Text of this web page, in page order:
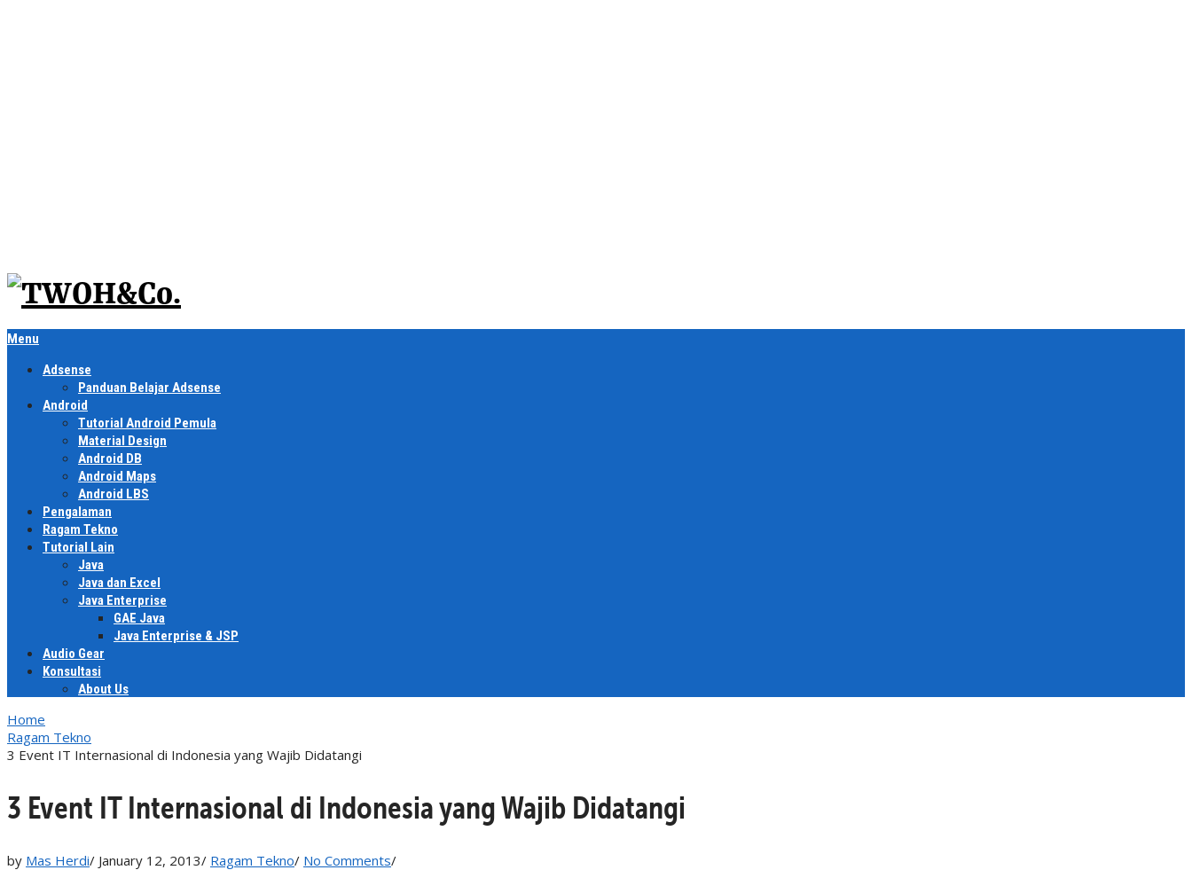
Menu
Adsense
Panduan Belajar Adsense
Android
Tutorial Android Pemula
Material Design
Android DB
Android Maps
Android LBS
Pengalaman
Ragam Tekno
Tutorial Lain
Java
Java dan Excel
Java Enterprise
GAE Java
Java Enterprise & JSP
Audio Gear
Konsultasi
About Us
Home
Ragam Tekno
3 Event IT Internasional di Indonesia yang Wajib Didatangi
3 Event IT Internasional di Indonesia yang Wajib Didatangi
by Mas Herdi/ January 12, 2013/ Ragam Tekno/ No Comments/